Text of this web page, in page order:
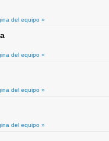
del equipo »
del equipo »
del equipo »
del equipo »